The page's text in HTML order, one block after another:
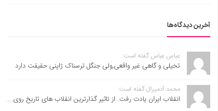
آخرین دیدگاه‌ها
عباس عباس گفته است:
تخیلی و گاهی غیر واقعی,ولی جنگل ترسناک ژاپنی حقیقت دارد
محمد آدمیرال گفته است:
انقلاب ایران یادت رفت. از تاثیر گذارترین انقلاب های تاریخ روی...